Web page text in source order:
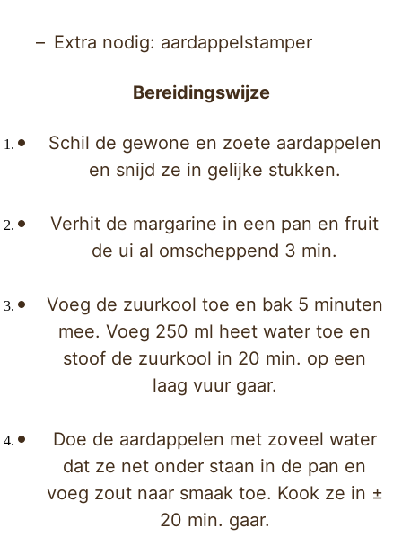
Extra nodig: aardappelstamper
Bereidingswijze
Schil de gewone en zoete aardappelen
en snijd ze in gelijke stukken.
Verhit de margarine in een pan en fruit
de ui al omscheppend 3 min.
Voeg de zuurkool toe en bak 5 minuten
mee. Voeg 250 ml heet water toe en
stoof de zuurkool in 20 min. op een
laag vuur gaar.
Doe de aardappelen met zoveel water
dat ze net onder staan in de pan en
voeg zout naar smaak toe. Kook ze in ±
20 min. gaar.